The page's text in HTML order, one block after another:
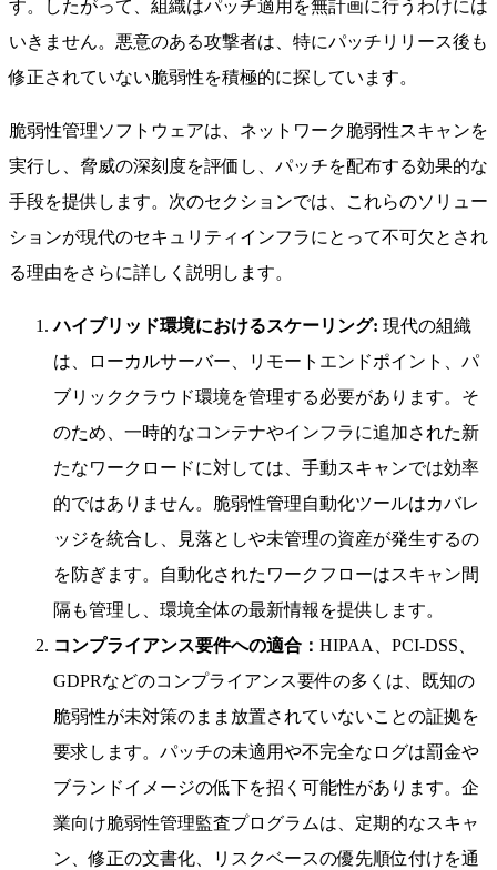
す。したがって、組織はパッチ適用を無計画に行うわけには
いきません。悪意のある攻撃者は、特にパッチリリース後も
修正されていない脆弱性を積極的に探しています。
脆弱性管理ソフトウェアは、ネットワーク脆弱性スキャンを
実行し、脅威の深刻度を評価し、パッチを配布する効果的な
手段を提供します。次のセクションでは、これらのソリュー
ションが現代のセキュリティインフラにとって不可欠とされ
る理由をさらに詳しく説明します。
ハイブリッド環境におけるスケーリング: 現代の組織
は、ローカルサーバー、リモートエンドポイント、パ
ブリッククラウド環境を管理する必要があります。そ
のため、一時的なコンテナやインフラに追加された新
たなワークロードに対しては、手動スキャンでは効率
的ではありません。脆弱性管理自動化ツールはカバレ
ッジを統合し、見落としや未管理の資産が発生するの
を防ぎます。自動化されたワークフローはスキャン間
隔も管理し、環境全体の最新情報を提供します。
コンプライアンス要件への適合： HIPAA、PCI-DSS、
GDPRなどのコンプライアンス要件の多くは、既知の
脆弱性が未対策のまま放置されていないことの証拠を
要求します。パッチの未適用や不完全なログは罰金や
ブランドイメージの低下を招く可能性があります。企
業向け脆弱性管理監査プログラムは、定期的なスキャ
ン、修正の文書化、リスクベースの優先順位付けを通